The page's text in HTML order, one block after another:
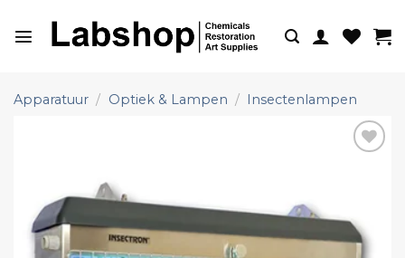
naar
Apparatuur / Optiek & Lampen / Insectenlampen